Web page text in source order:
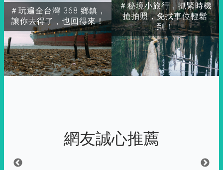
＃玩遍全台灣 368 鄉鎮，
讓你去得了，也回得來！
＃秘境小旅行，抓緊時機
搶拍照，免找車位輕鬆
到！
網友誠心推薦